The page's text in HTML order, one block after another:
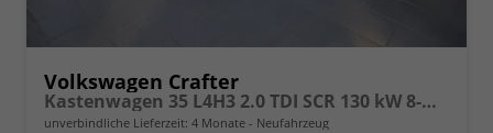
Volkswagen Crafter
Kastenwagen 35 L4H3 2.0 TDI SCR 130 kW 8-Gang Automatik 4 Motion, langer Radstand ,Klimaanlage, 5 Jahre Garantie, Hochdach
unverbindliche Lieferzeit: 4 Monate Neufahrzeug